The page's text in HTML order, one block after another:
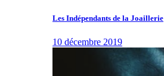
Les Indépendants de la Joaillerie
10 décembre 2019